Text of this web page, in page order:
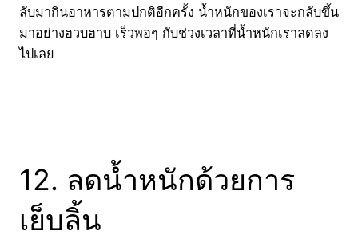
ลับมากินอาหารตามปกติอีกครั้ง น้ำหนักของเราจะกลับขึ้น
มาอย่างฮวบฮาบ เร็วพอๆ กับช่วงเวลาที่น้ำหนักเราลดลง
ไปเลย
12. ลดน้ำหนักด้วยการ
เย็บลิ้น